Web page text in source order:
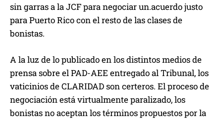
sin garras a la JCF para negociar un.acuerdo justo
para Puerto Rico con el resto de las clases de
bonistas.
A la luz de lo publicado en los distintos medios de
prensa sobre el PAD-AEE entregado al Tribunal, los
vaticinios de CLARIDAD son certeros. El proceso de
negociación está virtualmente paralizado, los
bonistas no aceptan los términos propuestos por la